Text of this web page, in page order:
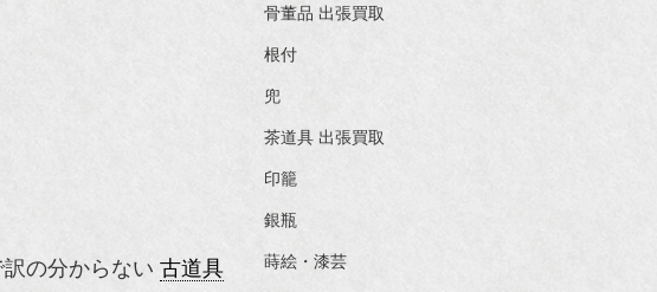
の分からない 古道具
骨董品 出張買取
根付
兜
茶道具 出張買取
印籠
銀瓶
蒔絵・漆芸